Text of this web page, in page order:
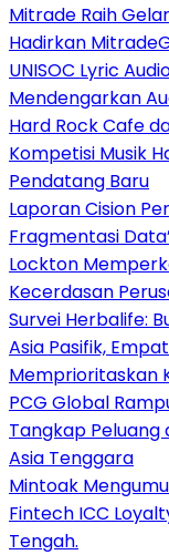
Mitrade Raih
Hadirkan
UNISOC Lyric
Mendengarkan
Hard Rock Cafe
Kompetisi Musik
Pendatang Baru
Laporan Cision
Fragmentasi
Lockton
Kecerdasan
Survei Herbalife:
Asia Pasifik,
Memprioritaskan
PCG Global
Tangkap Peluang
Asia Tenggara
Mintoak
Fintech ICC
Tengah.